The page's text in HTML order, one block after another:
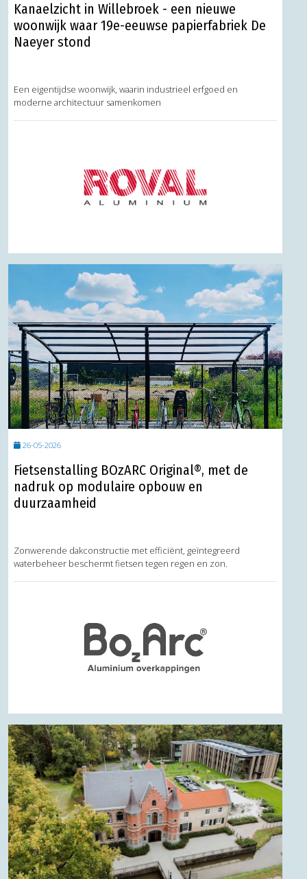
Kanaelzicht in Willebroek - een nieuwe
woonwijk waar 19e-eeuwse papierfabriek De
Naeyer stond
Een eigentijdse woonwijk, waarin industrieel erfgoed en
moderne architectuur samenkomen
26-05-2026
Fietsenstalling BOzARC Original®, met de
nadruk op modulaire opbouw en
duurzaamheid
Zonwerende dakconstructie met efficiënt, geïntegreerd
waterbeheer beschermt fietsen tegen regen en zon.